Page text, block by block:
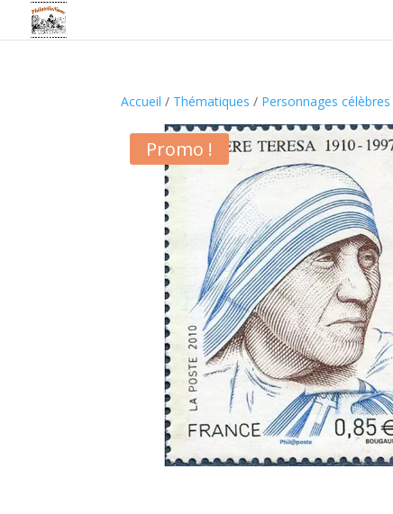
Accueil / Thématiques / Personnages célèbres
Promo !